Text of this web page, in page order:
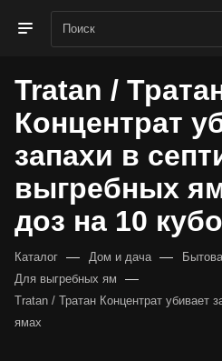
Tratan /
Концентрат
запахи в
выгребных
доз на 10
Каталог — Дом и дача —
Для выгребных ям —
Tratan / Тратан Концентрат убивает
ямах